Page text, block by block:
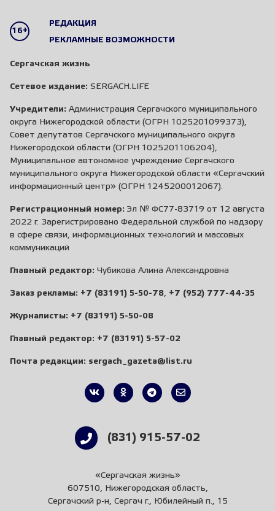
16+
РЕДАКЦИЯ
РЕКЛАМНЫЕ ВОЗМОЖНОСТИ
Сергачская жизнь
Сетевое издание: SERGACH.LIFE
Учредители: Администрация Сергачского муниципального
округа Нижегородской области (ОГРН 1025201099373),
Совет депутатов Сергачского муниципального округа
Нижегородской области (ОГРН 1025201106204),
Муниципальное автономное учреждение Сергачского
муниципального округа Нижегородской области «Сергачский
информационный центр» (ОГРН 1245200012067).
Регистрационный номер: Эл № ФС77-83719 от 12 августа
2022 г. Зарегистрировано Федеральной службой по надзору
в сфере связи, информационных технологий и массовых
коммуникаций
Главный редактор: Чубикова Алина Александровна
Заказ рекламы: +7 (83191) 5-50-78, +7 (952) 777-44-35
Журналисты: +7 (83191) 5-50-08
Главный редактор: +7 (83191) 5-57-02
Почта редакции: sergach_gazeta@list.ru
(831) 915-57-02
«Сергачская жизнь»
607510, Нижегородская область,
Сергачский р-н, Сергач г., Юбилейный п., 15